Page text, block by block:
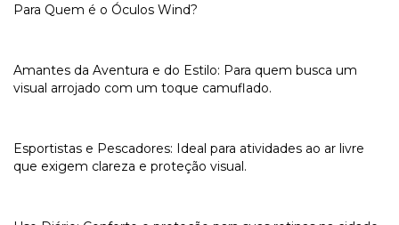
Para Quem é o Óculos Wind?
Amantes da Aventura e do Estilo: Para quem busca um
visual arrojado com um toque camuflado.
Esportistas e Pescadores: Ideal para atividades ao ar livre
que exigem clareza e proteção visual.